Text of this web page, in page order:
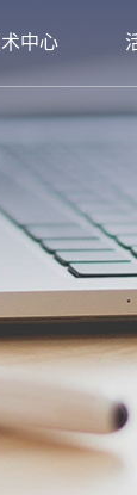
中心